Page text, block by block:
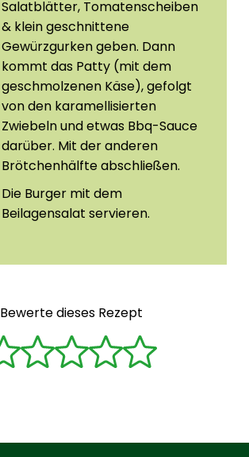
Salatblätter, Tomatenscheiben
& klein geschnittene
Gewürzgurken geben. Dann
kommt das Patty (mit dem
geschmolzenen Käse), gefolgt
von den karamellisierten
Zwiebeln und etwas Bbq-Sauce
darüber. Mit der anderen
Brötchenhälfte abschließen.
Die Burger mit dem
Beilagensalat servieren.
Bewerte dieses Rezept